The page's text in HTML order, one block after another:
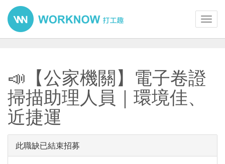
📣【公家機關】電子卷證
掃描助理人員｜環境佳、
近捷運
此職缺已結束招募